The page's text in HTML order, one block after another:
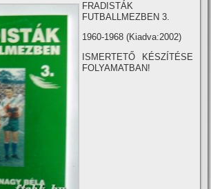
FRADISTÁK
FUTBALLMEZBEN 3.
1960-1968 (Kiadva:2002)
ISMERTETŐ KÉSZÍTÉSE
FOLYAMATBAN!